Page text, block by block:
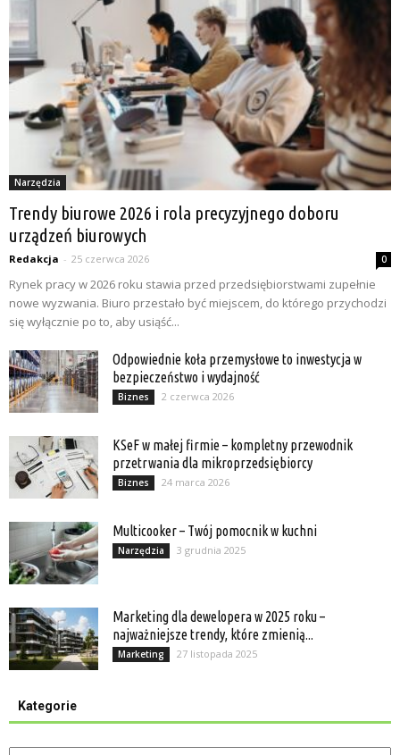
Narzędzia
Trendy biurowe 2026 i rola precyzyjnego doboru
urządzeń biurowych
Redakcja - 25 czerwca 2026 0
Rynek pracy w 2026 roku stawia przed przedsiębiorstwami zupełnie
nowe wyzwania. Biuro przestało być miejscem, do którego przychodzi
się wyłącznie po to, aby usiąść...
Odpowiednie koła przemysłowe to inwestycja w
bezpieczeństwo i wydajność
Biznes 2 czerwca 2026
KSeF w małej firmie – kompletny przewodnik
przetrwania dla mikroprzedsiębiorcy
Biznes 24 marca 2026
Multicooker – Twój pomocnik w kuchni
Narzędzia 3 grudnia 2025
Marketing dla dewelopera w 2025 roku –
najważniejsze trendy, które zmienią...
Marketing 27 listopada 2025
Kategorie
Kategorie